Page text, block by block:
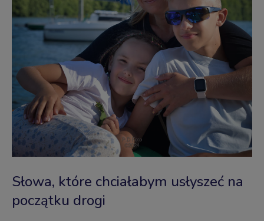
Słowa, które chciałabym usłyszeć na
początku drogi